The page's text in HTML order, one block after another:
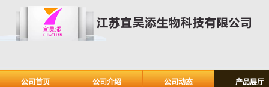
公司首页 公司介绍 公司动态 产品展厅